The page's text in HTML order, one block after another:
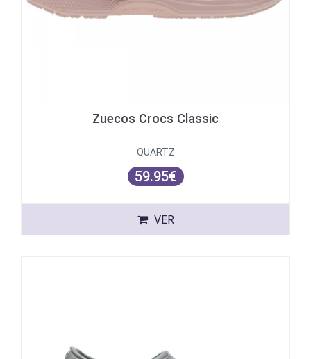
Zuecos Crocs Classic
QUARTZ
59.95€
VER